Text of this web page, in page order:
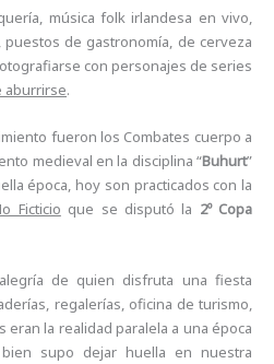
música folk irlandesa en vivo,
puestos de gastronomía, de cerveza
con personajes de series
aburrirse.
fueron los Combates cuerpo a
medieval en la disciplina “Buhurt”
época, hoy son practicados con la
Ficticio que se disputó la 2º Copa
de quien disfruta una fiesta
regalerías, oficina de turismo,
eran la realidad paralela a una época
supo dejar huella en nuestra